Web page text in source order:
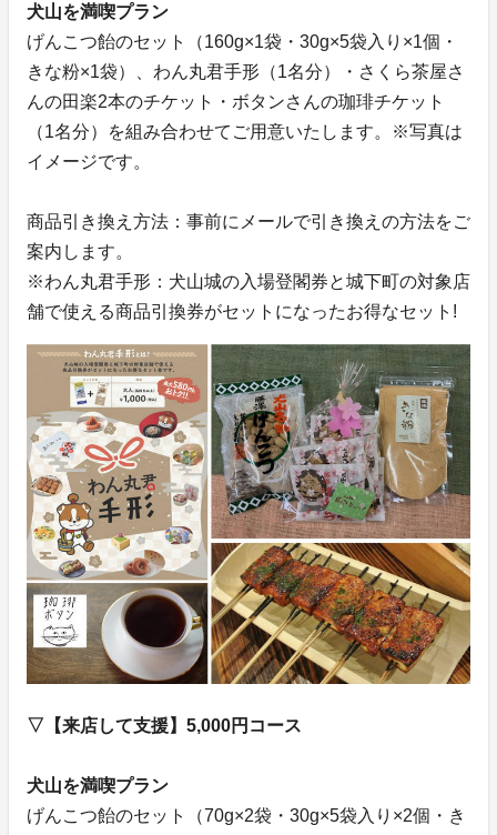
犬山を満喫プラン
げんこつ飴のセット（160g×1袋・30g×5袋入り×1個・
きな粉×1袋）、わん丸君手形（1名分）・さくら茶屋さ
んの田楽2本のチケット・ボタンさんの珈琲チケット
（1名分）を組み合わせてご用意いたします。※写真は
イメージです。
商品引き換え方法：事前にメールで引き換えの方法をご
案内します。
※わん丸君手形：犬山城の入場登閣券と城下町の対象店
舗で使える商品引換券がセットになったお得なセット!
▽【来店して支援】5,000円コース
犬山を満喫プラン
げんこつ飴のセット（70g×2袋・30g×5袋入り×2個・き